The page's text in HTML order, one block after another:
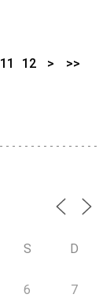
11 12 > >>
S D
6 7